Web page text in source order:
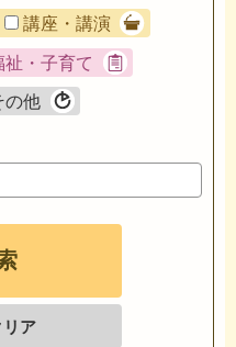
講座・講演
祉・子育て
の他
ア